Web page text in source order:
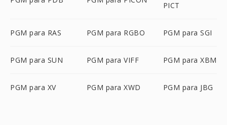
PICT
PGM para RAS PGM para RGBO PGM para SGI
PGM para SUN PGM para VIFF PGM para XBM
PGM para XV PGM para XWD PGM para JBG